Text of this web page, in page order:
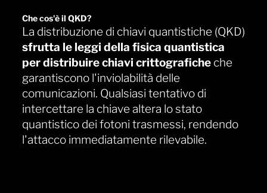
Che cos'è il QKD?
La distribuzione di chiavi quantistiche (QKD)
sfrutta le leggi della fisica quantistica
per distribuire chiavi crittograficheche
garantiscono l'inviolabilità delle
comunicazioni. Qualsiasi tentativo di
intercettare la chiave altera lo stato
quantistico dei fotoni trasmessi, rendendo
l'attacco immediatamente rilevabile.